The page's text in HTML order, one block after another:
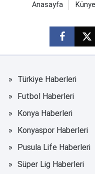
Anasayfa Künye
Türkiye Haberleri
Futbol Haberleri
Konya Haberleri
Konyaspor Haberleri
Pusula Life Haberleri
Süper Lig Haberleri